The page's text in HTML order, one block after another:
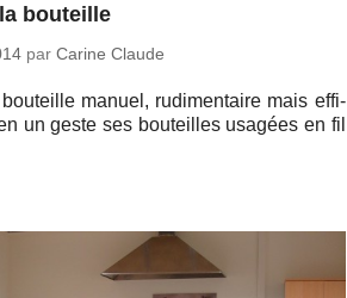
bouteille
parCarine Claude
manuel, ru­di­men­taire mais ef­fi­
un geste ses bou­teilles usagées en fil